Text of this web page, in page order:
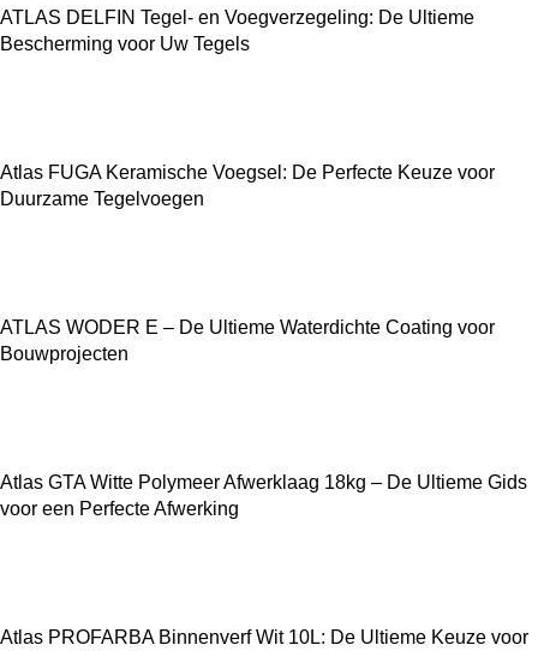
ATLAS DELFIN Tegel- en Voegverzegeling: De Ultieme
Bescherming voor Uw Tegels
Atlas FUGA Keramische Voegsel: De Perfecte Keuze voor
Duurzame Tegelvoegen
ATLAS WODER E – De Ultieme Waterdichte Coating voor
Bouwprojecten
Atlas GTA Witte Polymeer Afwerklaag 18kg – De Ultieme Gids
voor een Perfecte Afwerking
Atlas PROFARBA Binnenverf Wit 10L: De Ultieme Keuze voor